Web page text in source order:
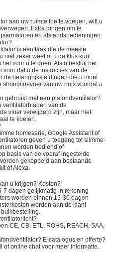
aan uw ruimte toe te voegen, wilt u
Extra dingen om te
en afstandsbedieningen.
is een taak die de meeste
niet zeker weet of u de klus kunt
voor u te doen. Als u besluit het
voor dat u de instructies van de
de belangrijkste dingen die u moet
van uw huis voordat u
gebruikt met een plafondventilator?
ventilatorbladen van de
vloer verwijderd zijn, maar niet
te koelen.
homeserie, Google Assistant of
geven u toegang tot slimme-
worden bediend of
basis van de vooraf ingestelde
gekoppeld aan bestaande
of Alexa.
u krijgen? Kosten?
7 dagen gelijkmatig in rekening
worden binnen 15-30 dagen
worden aan de klant
CE, CB, ETL, ROHS, REACH, SAA,
E-catalogus en offerte?
of online chat voor meer informatie.